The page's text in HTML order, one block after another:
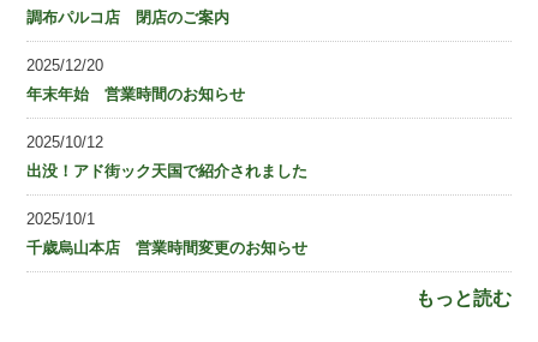
調布パルコ店 閉店のご案内
2025/12/20
年末年始 営業時間のお知らせ
2025/10/12
出没！アド街ック天国で紹介されました
2025/10/1
千歳烏山本店 営業時間変更のお知らせ
もっと読む